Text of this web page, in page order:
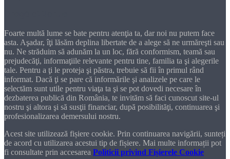
Foarte multă lume se bate pentru atenţia ta, dar noi nu putem face
asta. Aşadar, îţi lăsăm deplina libertate de a alege să ne urmăreşti sau
nu. Ne străduim să adunăm la un loc, fără conformism, teamă sau
prejudecăţi, informaţiile relevante pentru tine, familia ta şi alegerile
tale. Pentru a ţi le proteja şi păstra, trebuie să fii în primul rând
informat. Dacă ţi se pare că informările şi analizele pe care le
selectăm sunt utile pentru viaţa ta şi se pot dovedi necesare în
dezbaterea publică din România, te invităm să faci cunoscut site-ul
nostru şi altora şi să susţii financiar, după posibilităţi, continuarea şi
profesionalizarea demersului nostru.
Acest site utilizează fișiere cookie. Prin continuarea navigării, sunteți
de acord cu utilizarea acestui tip de fișiere. Mai multe informații pot
fi consultate prin accesarea Politicii privind Fișierele Cookie